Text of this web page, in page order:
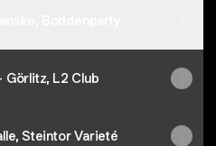
Görlitz, L2 Club
Steintor Varieté